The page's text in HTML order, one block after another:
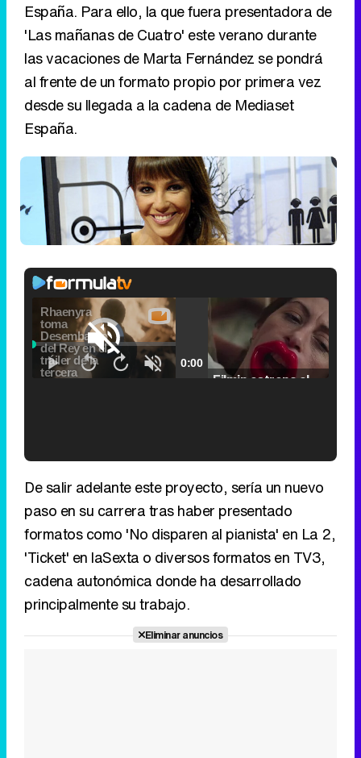
España. Para ello, la que fuera presentadora de
'Las mañanas de Cuatro' este verano durante
las vacaciones de Marta Fernández se pondrá
al frente de un formato propio por primera vez
desde su llegada a la cadena de Mediaset
España.
Video
Player
is
loading.
Pause
Seek
back
Seek
Unmute Current
0:00 / Duration
2:24
Loaded:
0.00%
Remaining
2:24
Fullscreen
Tráiler de '33 días', la nueva serie de Atresplayer con Julián Villagrán y José Manuel Poga
De salir adelante este proyecto, sería un nuevo
paso en su carrera tras haber presentado
formatos como 'No disparen al pianista' en La 2,
'Ticket' en laSexta o diversos formatos en TV3,
cadena autonómica donde ha desarrollado
principalmente su trabajo.
Eliminar anuncios